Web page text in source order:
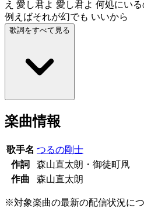
え 愛し君よ 愛し君よ 何処にい
例えばそれが幻でも いいから
歌詞をすべて見る
楽曲情報
歌手名 つるの剛士
作詞
森山直太朗・御徒町凧
作曲
森山直太朗
※対象楽曲の最新の配信状況に